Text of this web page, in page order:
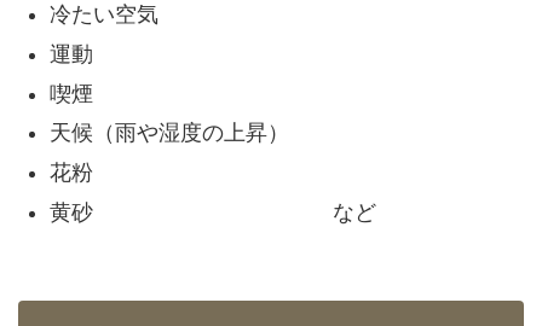
冷たい空気
運動
喫煙
天候（雨や湿度の上昇）
花粉
黄砂 など